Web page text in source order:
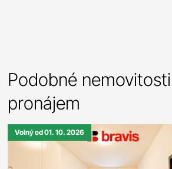
Podobné
pronájem
Volný od 01. 10. 2026